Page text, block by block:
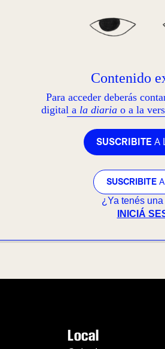
Contenido
Para acceder deberás
digital a la diaria o a la
SUSCRIBITEA
SUSCRIBITEA
¿Ya tenés
INICIÁ
Local